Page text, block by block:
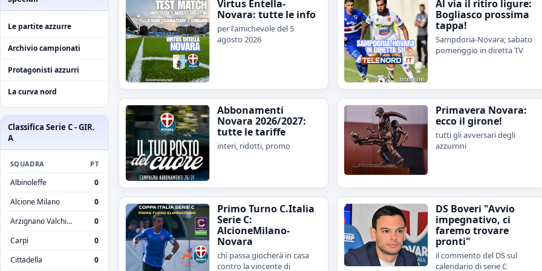
Le partite azzurre
Archivio campionati
Protagonisti azzurri
La curva nord
Classifica Serie C - GIR.
A
SQUADRA PT
Albinoleffe
0
Alcione Milano
0
Arzignano Valchiampo
0
Carpi
0
Cittadella
0
Virtus Entella-
Novara: tutte le info
per l'amichevole del 5
agosto 2026
Al via il ritiro ligure:
Bogliasco prossima
tappa!
Sampdoria-Novara; sabato
pomeriggio in diretta TV
Abbonamenti
Novara 2026/2027:
tutte le tariffe
interi, ridotti, promo
Primavera Novara:
ecco il girone!
tutti gli avversari degli
azzurrini
Primo Turno C.Italia
Serie C:
AlcioneMilano-
Novara
chi passa giocherà in casa
contro la vincente di
DS Boveri "Avvio
impegnativo, ci
faremo trovare
pronti"
il commento del DS sul
calendario di serie C